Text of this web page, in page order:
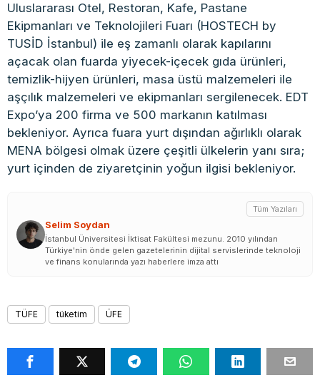
Uluslararası Otel, Restoran, Kafe, Pastane
Ekipmanları ve Teknolojileri Fuarı (HOSTECH by
TUSİD İstanbul) ile eş zamanlı olarak kapılarını
açacak olan fuarda yiyecek-içecek gıda ürünleri,
temizlik-hijyen ürünleri, masa üstü malzemeleri ile
aşçılık malzemeleri ve ekipmanları sergilenecek. EDT
Expo’ya 200 firma ve 500 markanın katılması
bekleniyor. Ayrıca fuara yurt dışından ağırlıklı olarak
MENA bölgesi olmak üzere çeşitli ülkelerin yanı sıra;
yurt içinden de ziyaretçinin yoğun ilgisi bekleniyor.
Selim Soydan
Tüm Yazıları
İstanbul Üniversitesi İktisat Fakültesi mezunu. 2010 yılından
Türkiye'nin önde gelen gazetelerinin dijital servislerinde teknoloji
ve finans konularında yazı haberlere imza attı
TÜFE tüketim ÜFE